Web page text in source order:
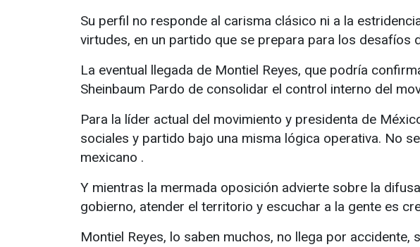
Su perfil no responde al carisma clásico ni a la
virtudes, en un partido que se prepara para los
La eventual llegada de Montiel Reyes, que podría
Sheinbaum Pardo de consolidar el control interno del
Para la líder actual del movimiento y presidenta de
sociales y partido bajo una misma lógica operativa. No
mexicano .
Y mientras la mermada oposición advierte sobre la
gobierno, atender el territorio y escuchar a la gente es
Montiel Reyes, lo saben muchos, no llega por